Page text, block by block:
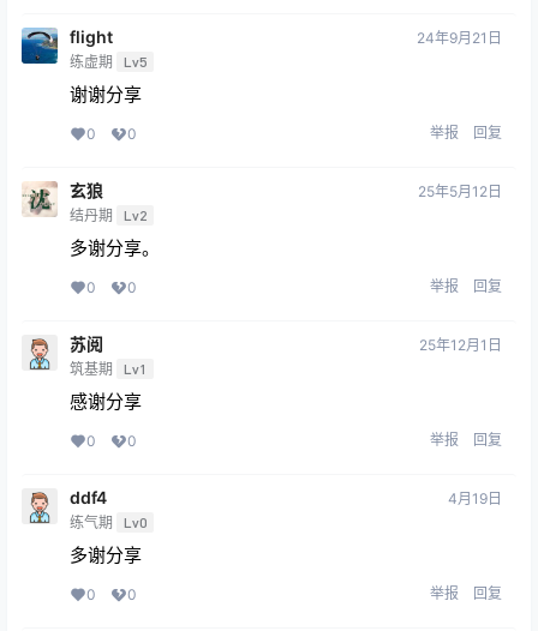
flight
练虚期 Lv5
24年9月21日
谢谢分享
0 0 举报 回复
玄狼
结丹期 Lv2
25年5月12日
多谢分享。
0 0 举报 回复
苏阅
筑基期 Lv1
25年12月1日
感谢分享
0 0 举报 回复
ddf4
练气期 Lv0
4月19日
多谢分享
0 0 举报 回复